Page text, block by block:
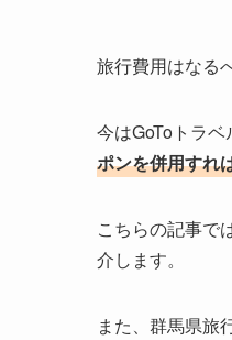
旅行費用はなる
今はGoToトラ
ポンを併用すれ
こちらの記事で
介します。
また、群馬県旅